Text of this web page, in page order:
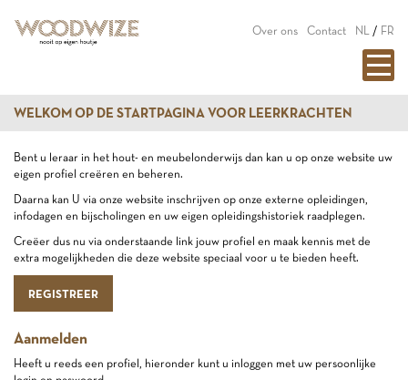
Over ons Contact NL / FR
WELKOM OP DE STARTPAGINA VOOR LEERKRACHTEN
Bent u leraar in het hout- en meubelonderwijs dan kan u op onze website uw
eigen profiel creëren en beheren.
Daarna kan U via onze website inschrijven op onze externe opleidingen,
infodagen en bijscholingen en uw eigen opleidingshistoriek raadplegen.
Creëer dus nu via onderstaande link jouw profiel en maak kennis met de
extra mogelijkheden die deze website speciaal voor u te bieden heeft.
REGISTREER
Aanmelden
Heeft u reeds een profiel, hieronder kunt u inloggen met uw persoonlijke